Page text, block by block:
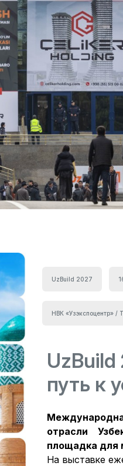
Тур
участие в
UzBuild 2027
НВК «Узэкспоцентр» /
путь к
отрасли
площадка для
На выставке